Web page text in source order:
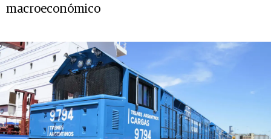
macroeconómico